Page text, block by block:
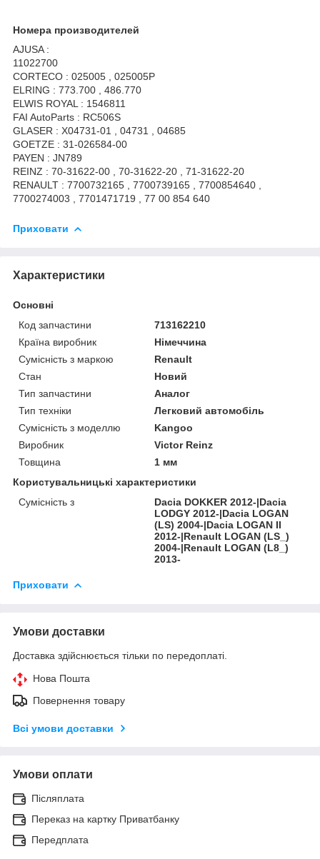
Номера производителей
AJUSA :
11022700
CORTECO : 025005 , 025005P
ELRING : 773.700 , 486.770
ELWIS ROYAL : 1546811
FAI AutoParts : RC506S
GLASER : X04731-01 , 04731 , 04685
GOETZE : 31-026584-00
PAYEN : JN789
REINZ : 70-31622-00 , 70-31622-20 , 71-31622-20
RENAULT : 7700732165 , 7700739165 , 7700854640 ,
7700274003 , 7701471719 , 77 00 854 640
Приховати
Характеристики
Основні
Код запчастини
713162210
Країна виробник
Німеччина
Сумісність з маркою
Renault
Стан
Новий
Тип запчастини
Аналог
Тип техніки
Легковий автомобіль
Сумісність з моделлю
Kangoo
Виробник
Victor Reinz
Товщина
1 мм
Користувальницькі характеристики
Сумісність з
Dacia DOKKER 2012-|Dacia
LODGY 2012-|Dacia LOGAN
(LS) 2004-|Dacia LOGAN II
2012-|Renault LOGAN (LS_)
2004-|Renault LOGAN (L8_)
2013-
Приховати
Умови доставки
Доставка здійснюється тільки по передоплаті.
Нова Пошта
Повернення товару
Всі умови доставки
Умови оплати
Післяплата
Переказ на картку Приватбанку
Передплата